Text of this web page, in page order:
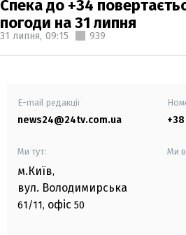
Спека до +34
погоди на 31 липня
31 липня, 09:15 939
E-mail редакції
news24@24tv.com.ua
Ми тут:
м.Київ,
вул. Володимирська
61/11, офіс 50
Ми